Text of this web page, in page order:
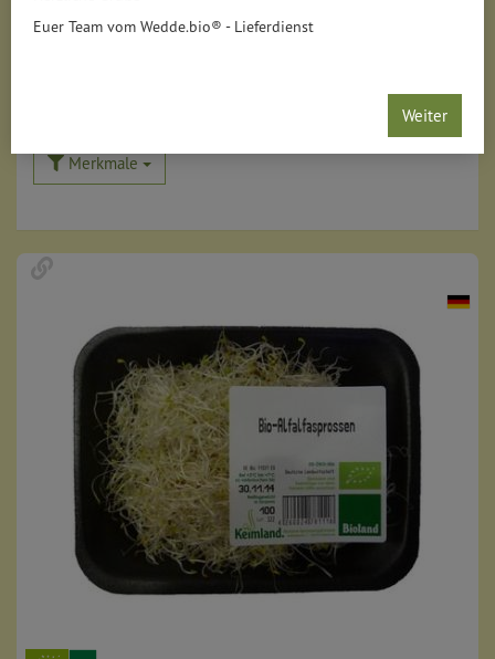
Euer Team vom Wedde.bio® - Lieferdienst
Weiter
Allergene
Merkmale